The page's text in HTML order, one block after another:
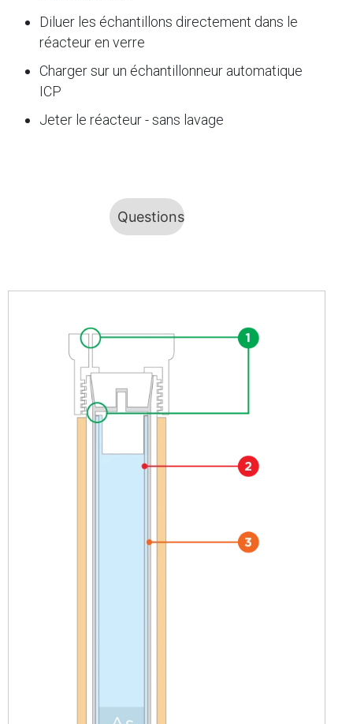
Diluer les échantillons directement dans le
réacteur en verre
Charger sur un échantillonneur automatique
ICP
Jeter le réacteur - sans lavage
Questions